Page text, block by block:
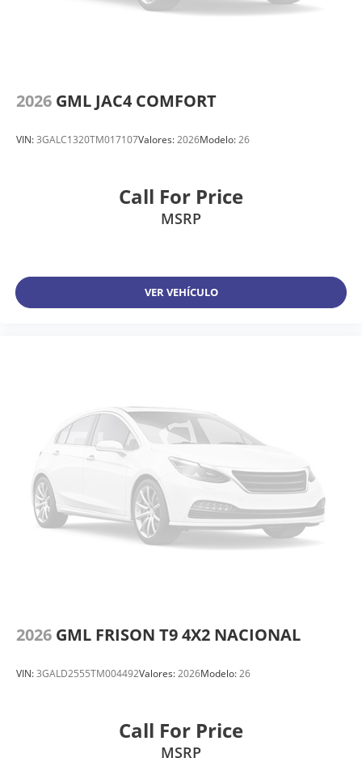
2026 GML JAC4 COMFORT
VIN:3GALC1320TM017107Valores:2026Modelo:26
Call For Price
MSRP
VER VEHÍCULO
2026 GML FRISON T9 4X2 NACIONAL
VIN:3GALD2555TM004492Valores:2026Modelo:26
Call For Price
MSRP